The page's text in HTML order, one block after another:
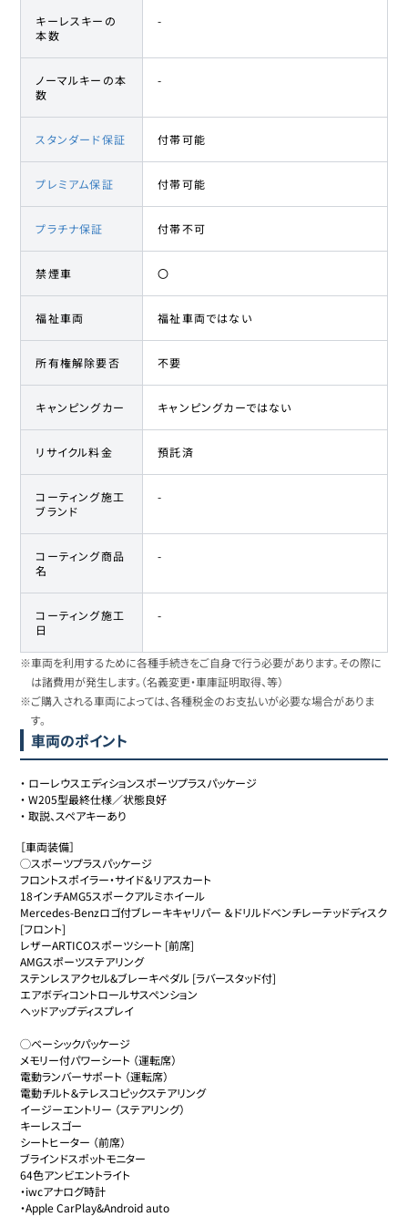
キーレスキーの
本数
-
ノーマルキーの本
数
-
スタンダード保証 付帯可能
プレミアム保証 付帯可能
プラチナ保証 付帯不可
禁煙車 〇
福祉車両 福祉車両ではない
所有権解除要否 不要
キャンピングカー キャンピングカーではない
リサイクル料金 預託済
コーティング施工
ブランド
-
コーティング商品
名
-
コーティング施工
日
-
※車両を利用するために各種手続きをご自身で行う必要があります。その際に
は諸費用が発生します。（名義変更・車庫証明取得、等）
※ご購入される車両によっては、各種税金のお支払いが必要な場合がありま
す。
車両のポイント
・ ローレウスエディションスポーツプラスパッケージ
・W205型最終仕様／状態良好
・取説、スペアキーあり
［車両装備］
◯スポーツプラスパッケージ
フロントスポイラー・サイド＆リアスカート
18インチAMG5スポークアルミホイール
Mercedes-Benzロゴ付ブレーキキャリパー ＆ドリルドベンチレーテッドディスク
[フロント]
レザーARTICOスポーツシート [前席]
AMGスポーツステアリング
ステンレスアクセル&ブレーキペダル [ラバースタッド付]
エアボディコントロールサスペンション
ヘッドアップディスプレイ
◯ベーシックパッケージ
メモリー付パワーシート （運転席）
電動ランバーサポート （運転席）
電動チルト＆テレスコピックステアリング
イージーエントリー （ステアリング）
キーレスゴー
シートヒーター （前席）
ブラインドスポットモニター
64色アンビエントライト
・iwcアナログ時計
・Apple CarPlay&Android auto